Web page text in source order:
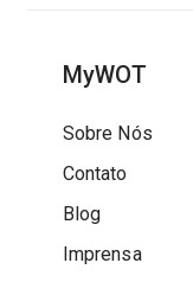
MyWOT
Sobre Nós
Contato
Blog
Imprensa